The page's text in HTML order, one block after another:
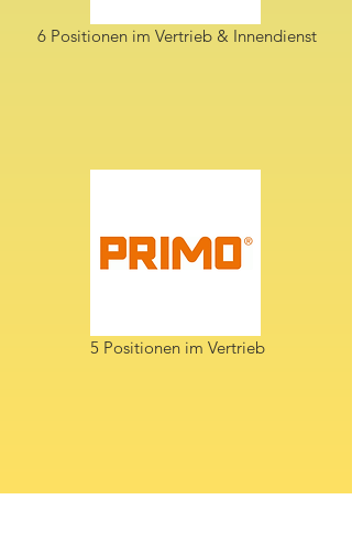
6 Positionen im Vertrieb & Innendienst
5 Positionen im Vertrieb